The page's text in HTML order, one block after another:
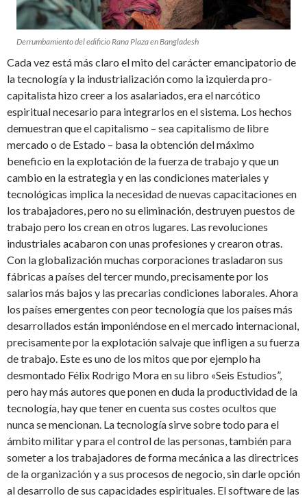
Derrumbamiento del edificio Rana Plaza en Bangladesh
Cada vez está más claro el mito del carácter emancipatorio de
la tecnología y la industrialización como la izquierda pro-
capitalista hizo creer a los asalariados, era el narcótico
espiritual necesario para integrarlos en el sistema. Los hechos
demuestran que el capitalismo – sea capitalismo de libre
mercado o de Estado – basa la obtención del máximo
beneficio en la explotación de la fuerza de trabajo y que un
cambio en la estrategia y en las condiciones materiales y
tecnológicas implica la necesidad de nuevas capacitaciones en
los trabajadores, pero no su eliminación, destruyen puestos de
trabajo pero los crean en otros lugares. Las revoluciones
industriales acabaron con unas profesiones y crearon otras.
Con la globalización muchas corporaciones trasladaron sus
fábricas a países del tercer mundo, precisamente por los
salarios más bajos y las precarias condiciones laborales. Ahora
los países emergentes con peor tecnología que los países más
desarrollados están imponiéndose en el mercado internacional,
precisamente por la explotación salvaje que infligen a su fuerza
de trabajo. Este es uno de los mitos que por ejemplo ha
desmontado Félix Rodrigo Mora en su libro «Seis Estudios”,
pero hay más autores que ponen en duda la productividad de la
tecnología, hay que tener en cuenta sus costes ocultos que
nunca se mencionan. La tecnología sirve sobre todo para el
ámbito militar y para el control de las personas, también para
someter a los trabajadores de forma mecánica a las directrices
de la organización y a sus procesos de negocio, sin darle opción
al desarrollo de sus capacidades espirituales. El software de las